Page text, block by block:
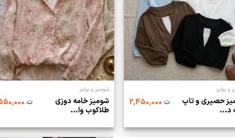
و بولیز
حصیری و تاپ
د...
ت
شومیز و بولیز
شومیز خامه دوزی
طلاکوب وا...
ت